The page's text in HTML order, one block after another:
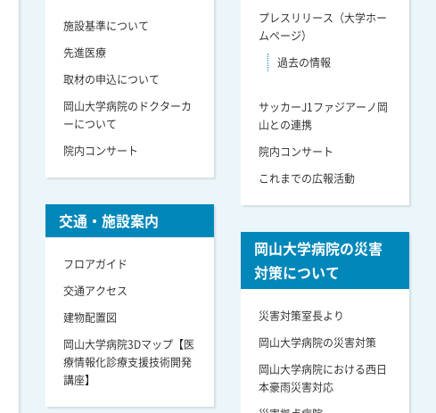
施設基準について
先進医療
取材の申込について
岡山大学病院のドクターカ
ーについて
院内コンサート
交通・施設案内
フロアガイド
交通アクセス
建物配置図
岡山大学病院3Dマップ【医
療情報化診療支援技術開発
講座】
プレスリリース（大学ホー
ムページ）
過去の情報
サッカーJ1ファジアーノ岡
山との連携
院内コンサート
これまでの広報活動
岡山大学病院の災害
対策について
災害対策室長より
岡山大学病院の災害対策
岡山大学病院における西日
本豪雨災害対応